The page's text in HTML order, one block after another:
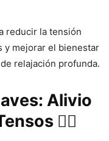
reducir la tensión
y mejorar el bienestar
relajación profunda.
Alivio
🤸‍♀️